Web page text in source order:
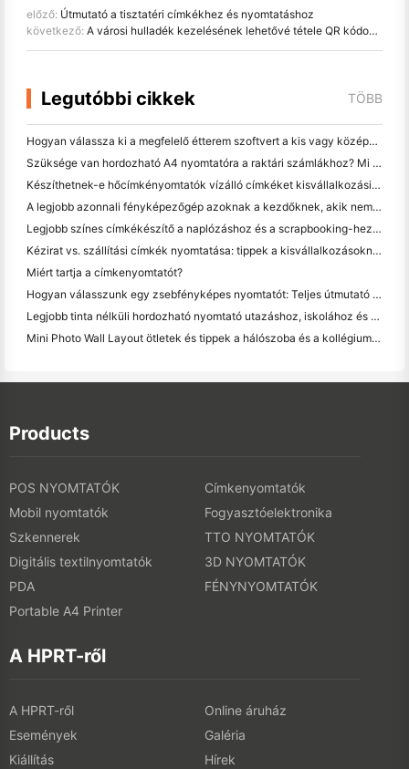
előző: Útmutató a tisztatéri címkékhez és nyomtatáshoz
következő: A városi hulladék kezelésének lehetővé tétele QR kódokkal a kukákon
Legutóbbi cikkek TÖBB
Hogyan válassza ki a megfelelő étterem szoftvert a kis vagy középméretű étteremhez
Szüksége van hordozható A4 nyomtatóra a raktári számlákhoz? Mi valójában működik
Készíthetnek-e hőcímkényomtatók vízálló címkéket kisvállalkozási termékekhez?
A legjobb azonnali fényképezőgép azoknak a kezdőknek, akik nem akarnak papírt pazarolni
Legjobb színes címkékészítő a naplózáshoz és a scrapbooking-hez: több szín minden oldalhoz
Kézirat vs. szállítási címkék nyomtatása: tippek a kisvállalkozásoknak 2026-ban
Miért tartja a címkenyomtatót?
Hogyan válasszunk egy zsebfényképes nyomtatót: Teljes útmutató a naplózáshoz, utazáshoz és az iPhone-felhasználókhoz
Legjobb tinta nélküli hordozható nyomtató utazáshoz, iskolához és mobil munkához: Hanin MT620 Pro felülvizsgálat
Mini Photo Wall Layout ötletek és tippek a hálószoba és a kollégium díszítése
Products
POS NYOMTATÓK
Címkenyomtatók
Mobil nyomtatók
Fogyasztóelektronika
Szkennerek
TTO NYOMTATÓK
Digitális textilnyomtatók
3D NYOMTATÓK
PDA
FÉNYNYOMTATÓK
Portable A4 Printer
A HPRT-ről
A HPRT-ről
Online áruház
Események
Galéria
Kiállítás
Hírek